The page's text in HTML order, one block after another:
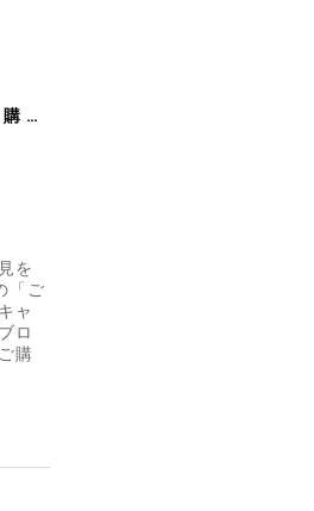
入
を
「ご
ャ
ロ
購